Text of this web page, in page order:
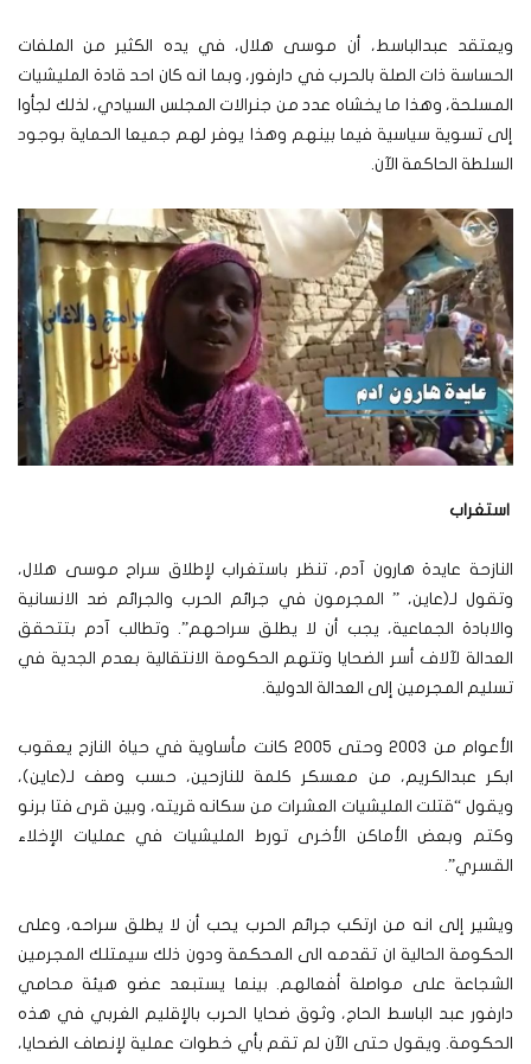
ويعتقد عبدالباسط، أن موسى هلال، في يده الكثير من الملفات
الحساسة ذات الصلة بالحرب في دارفور، وبما انه كان احد قادة المليشيات
المسلحة، وهذا ما يخشاه عدد من جنرالات المجلس السيادي، لذلك لجأوا
إلى تسوية سياسية فيما بينهم وهذا يوفر لهم جميعا الحماية بوجود
السلطة الحاكمة الآن.
استغراب
النازحة عايدة هارون آدم، تنظر باستغراب لإطلاق سراح موسى هلال،
وتقول لـ(عاين، ” المجرمون في جرائم الحرب والجرائم ضد الانسانية
والابادة الجماعية، يجب أن لا يطلق سراحهم”. وتطالب آدم بتتحقق
العدالة لآلاف أسر الضحايا وتتهم الحكومة الانتقالية بعدم الجدية في
تسليم المجرمين إلى العدالة الدولية.
الأعوام من 2003 وحتى 2005 كانت مأساوية في حياة النازح يعقوب
ابكر عبدالكريم، من معسكر كلمة للنازحين، حسب وصف لـ(عاين)،
ويقول “قتلت المليشيات العشرات من سكانه قريته، وبين قرى فتا برنو
وكتم وبعض الأماكن الأخرى تورط المليشيات في عمليات الإخلاء
القسري”.
ويشير إلى انه من ارتكب جرائم الحرب يحب أن لا يطلق سراحه، وعلى
الحكومة الحالية ان تقدمه الى المحكمة ودون ذلك سيمتلك المجرمين
الشجاعة على مواصلة أفعالهم. بينما يستبعد عضو هيئة محامي
دارفور عبد الباسط الحاج، وثوق ضحايا الحرب بالإقليم الغربي في هذه
الحكومة. ويقول حتى الآن لم تقم بأي خطوات عملية لإنصاف الضحايا،